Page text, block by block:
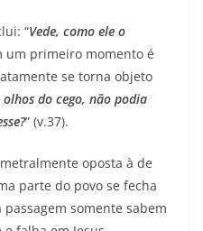
“Vede, como ele o
um primeiro momento é
se torna objeto
do cego, não podia
” (v.37).
oposta à de
parte do povo se fecha
somente sabem